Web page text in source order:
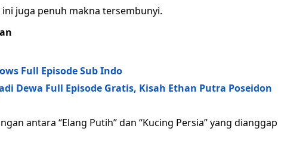
juga penuh makna tersembunyi.
Full Episode Sub Indo
Dewa Full Episode Gratis, Kisah Ethan Putra Poseidon
antara “Elang Putih” dan “Kucing Persia” yang dianggap